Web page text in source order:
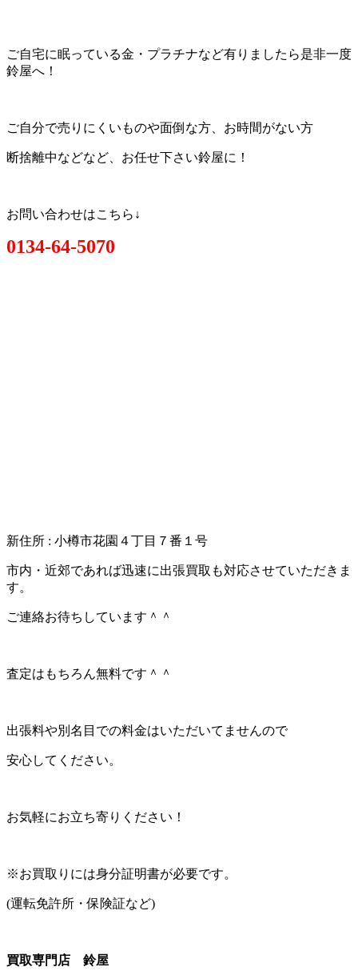
ご自宅に眠っている金・プラチナなど有りましたら是非一度
鈴屋へ！
ご自分で売りにくいものや面倒な方、お時間がない方
断捨離中などなど、お任せ下さい鈴屋に！
お問い合わせはこちら↓
0134-64-5070
新住所 : 小樽市花園４丁目７番１号
市内・近郊であれば迅速に出張買取も対応させていただきま
す。
ご連絡お待ちしています＾＾
査定はもちろん無料です＾＾
出張料や別名目での料金はいただいてませんので
安心してください。
お気軽にお立ち寄りください！
※お買取りには身分証明書が必要です。
(運転免許所・保険証など)
買取専門店 鈴屋